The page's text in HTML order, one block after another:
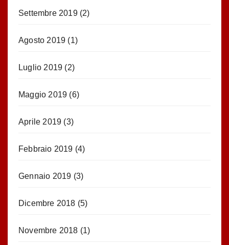
Settembre 2019(2)
Agosto 2019 (1)
Luglio 2019 (2)
Maggio 2019 (6)
Aprile 2019 (3)
Febbraio 2019 (4)
Gennaio 2019 (3)
Dicembre 2018 (5)
Novembre 2018 (1)